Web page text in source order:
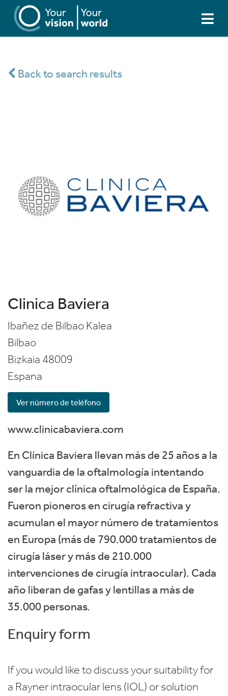
Back to search results
Clinica Baviera
Ibañez de Bilbao Kalea
Bilbao
Bizkaia 48009
Espana
Ver número de teléfono
www.clinicabaviera.com
En Clínica Baviera llevan más de 25 años a la
vanguardia de la oftalmología intentando
ser la mejor clínica oftalmológica de España.
Fueron pioneros en cirugía refractiva y
acumulan el mayor número de tratamientos
en Europa (más de 790.000 tratamientos de
cirugía láser y más de 210.000
intervenciones de cirugía intraocular). Cada
año liberan de gafas y lentillas a más de
35.000 personas.
Enquiry form
If you would like to discuss your suitability for
a Rayner intraocular lens (IOL) or solution